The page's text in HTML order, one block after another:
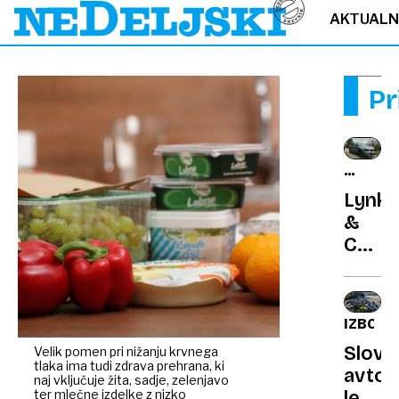
Velik pomen pri nižanju krvnega
tlaka ima tudi zdrava prehrana, ki
naj vključuje žita, sadje, zelenjavo
ter mlečne izdelke z nizko
KRATKI
TEST
Lynk
&
Co
more:
Ko
bi
IZBOR
avto